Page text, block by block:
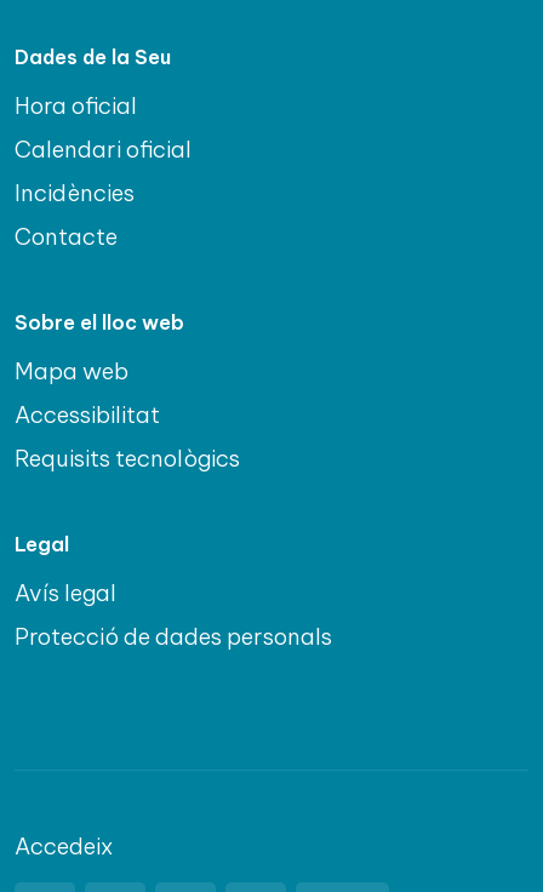
Dades de la Seu
Hora oficial
Calendari oficial
Incidències
Contacte
Sobre el lloc web
Mapa web
Accessibilitat
Requisits tecnològics
Legal
Avís legal
Protecció de dades personals
Accedeix